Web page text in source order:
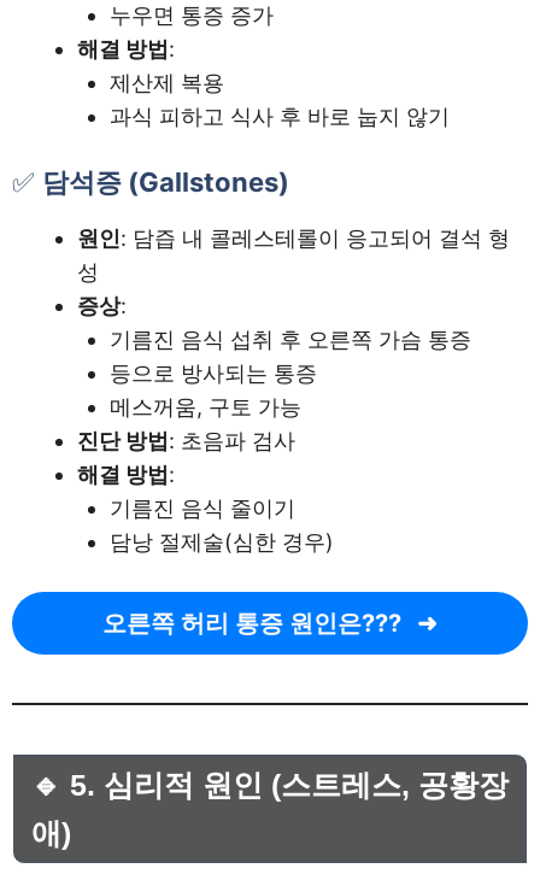
누우면 통증 증가
해결 방법:
제산제 복용
과식 피하고 식사 후 바로 눕지 않기
✅ 담석증 (Gallstones)
원인: 담즙 내 콜레스테롤이 응고되어 결석 형
성
증상:
기름진 음식 섭취 후 오른쪽 가슴 통증
등으로 방사되는 통증
메스꺼움, 구토 가능
진단 방법: 초음파 검사
해결 방법:
기름진 음식 줄이기
담낭 절제술(심한 경우)
오른쪽 허리 통증 원인은???
🔹 5. 심리적 원인 (스트레스, 공황장
애)